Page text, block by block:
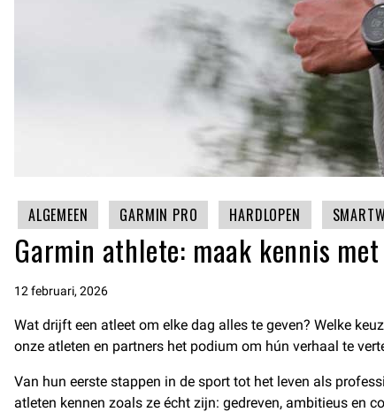
ALGEMEEN GARMIN PRO HARDLOPEN
Garmin athlete: maak kennis met
12 februari, 2026
Wat drijft een atleet om elke dag alles te geven? Welke
onze atleten en partners het podium om hún verhaal te
Van hun eerste stappen in de sport tot het leven als
atleten kennen zoals ze écht zijn: gedreven, ambitieus en